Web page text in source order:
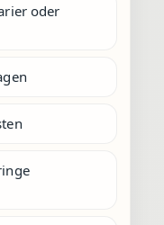
oder